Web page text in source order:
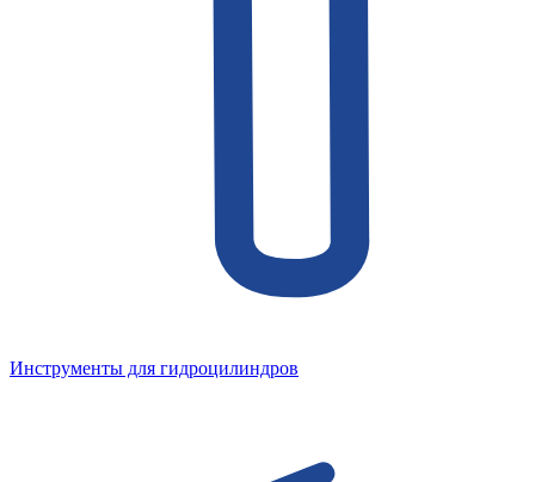
Инструменты для гидроцилиндров